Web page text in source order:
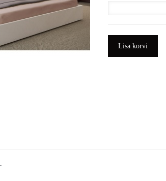
Lisa korvi